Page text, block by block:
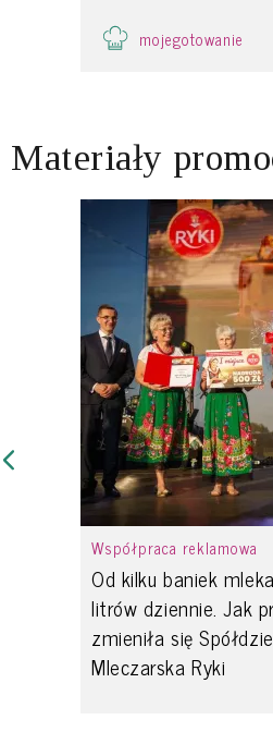
mojegotowanie
Materiały
Współpraca reklamowa
Od kilku baniek
litrów dziennie. Jak
zmieniła się
Mleczarska Ryki